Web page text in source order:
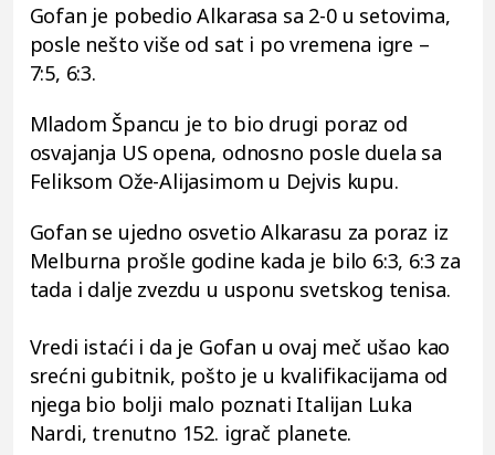
Gofan je pobedio Alkarasa sa 2-0 u setovima,
posle nešto više od sat i po vremena igre –
7:5, 6:3.
Mladom Špancu je to bio drugi poraz od
osvajanja US opena, odnosno posle duela sa
Feliksom Ože-Alijasimom u Dejvis kupu.
Gofan se ujedno osvetio Alkarasu za poraz iz
Melburna prošle godine kada je bilo 6:3, 6:3 za
tada i dalje zvezdu u usponu svetskog tenisa.
Vredi istaći i da je Gofan u ovaj meč ušao kao
srećni gubitnik, pošto je u kvalifikacijama od
njega bio bolji malo poznati Italijan Luka
Nardi, trenutno 152. igrač planete.